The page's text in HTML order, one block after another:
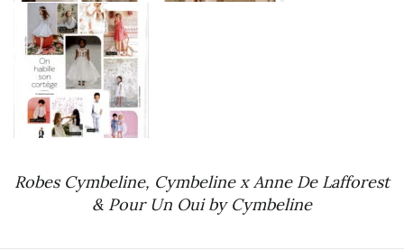
Robes Cymbeline, Cymbeline x Anne De Lafforest
& Pour Un Oui by Cymbeline